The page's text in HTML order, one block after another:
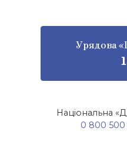
Урядова
Національна
0 800 500